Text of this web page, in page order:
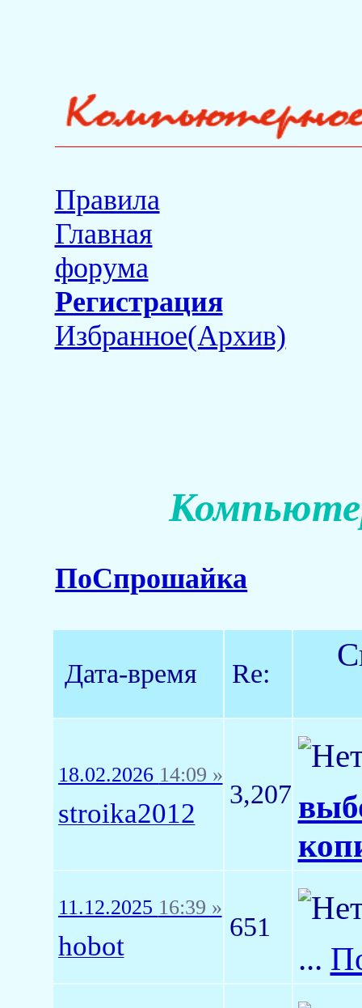
Правила
Главная
форума
Регистрация
Избранное(Архив)
ПоСпрошайка
Дата-время Re:
18.02.2026 14:09 »
stroika2012
3,207
11.12.2025 16:39 »
hobot
651
...